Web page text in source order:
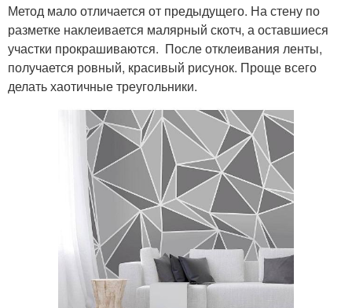
Метод мало отличается от предыдущего. На стену по
разметке наклеивается малярный скотч, а оставшиеся
участки прокрашиваются. После отклеивания ленты,
получается ровный, красивый рисунок. Проще всего
делать хаотичные треугольники.